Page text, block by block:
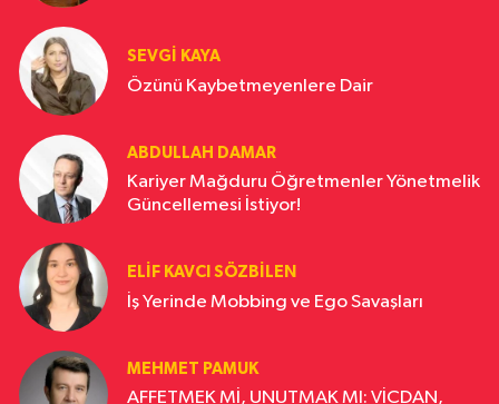
SEVGI KAYA
Özünü Kaybetmeyenlere Dair
ABDULLAH DAMAR
Kariyer Mağduru Öğretmenler Yönetmelik
Güncellemesi İstiyor!
ELIF KAVCI SÖZBILEN
İş Yerinde Mobbing ve Ego Savaşları
MEHMET PAMUK
AFFETMEK Mİ, UNUTMAK MI: VİCDAN,